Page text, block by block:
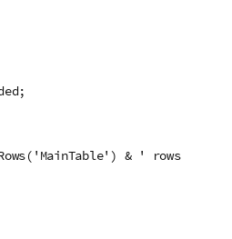
& ' rows